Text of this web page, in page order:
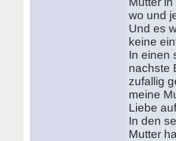
wo und
Und es
keine
In einen
nachste
zufallig
meine
Liebe
In den
Mutter